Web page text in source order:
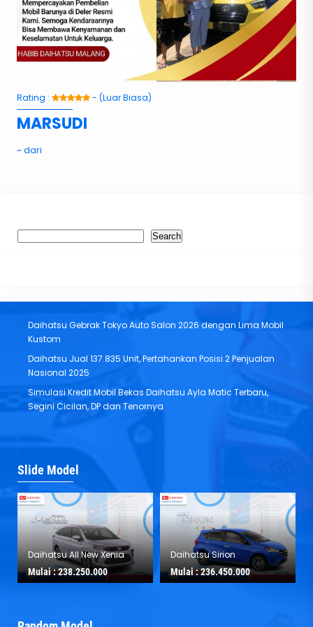
Rating : - (Luar Biasa)
MARSUDI
~ dari
Search
Daihatsu Gebrak Tokyo Auto Salon 2026 dengan Lima Mobil
Kustom
Daihatsu Jual 137.835 Unit, Pertahankan Posisi 2 Penjualan
Nasional 2025
Simulasi Kredit Mobil Bekas Daihatsu Ayla Matic Terbaru,
Segini Cicilan, DP dan Tenornya
Slide Model
Daihatsu All New Xenia
Mulai :238.250.000
Daihatsu Sirion
Mulai :236.450.000